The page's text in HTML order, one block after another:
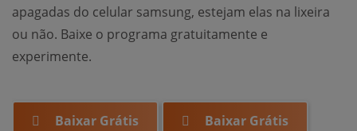
apagadas do celular samsung, estejam elas na lixeira
ou não. Baixe o programa gratuitamente e
experimente.
Baixar Grátis Baixar Grátis